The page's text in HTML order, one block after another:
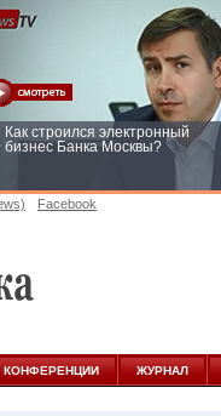
Как строился электронный
бизнес Банка Москвы?
Facebook
КОНФЕРЕНЦИИ ЖУРНАЛ